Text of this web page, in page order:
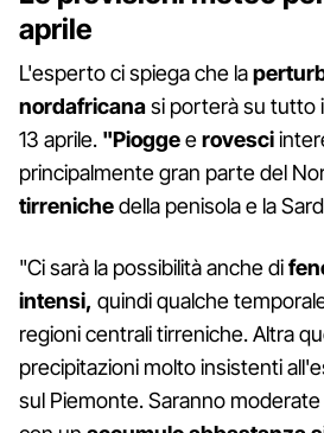
aprile
L'esperto ci spiega che la
nordafricanasi porterà su tutto
13 aprile. "Pioggeerovesci
principalmente gran parte del
tirrenichedella penisola e la
"Ci sarà la possibilità anche di
intensi, quindi qualche
regioni centrali tirreniche. Altra
precipitazioni molto insistenti
sul Piemonte. Saranno